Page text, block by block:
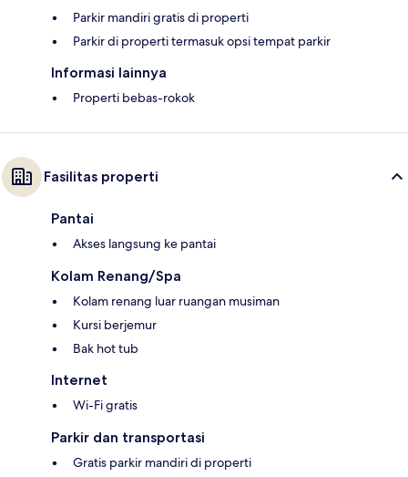
Parkir mandiri gratis di properti
Parkir di properti termasuk opsi tempat parkir
Informasi lainnya
Properti bebas-rokok
Fasilitas properti
Pantai
Akses langsung ke pantai
Kolam Renang/Spa
Kolam renang luar ruangan musiman
Kursi berjemur
Bak hot tub
Internet
Wi-Fi gratis
Parkir dan transportasi
Gratis parkir mandiri di properti